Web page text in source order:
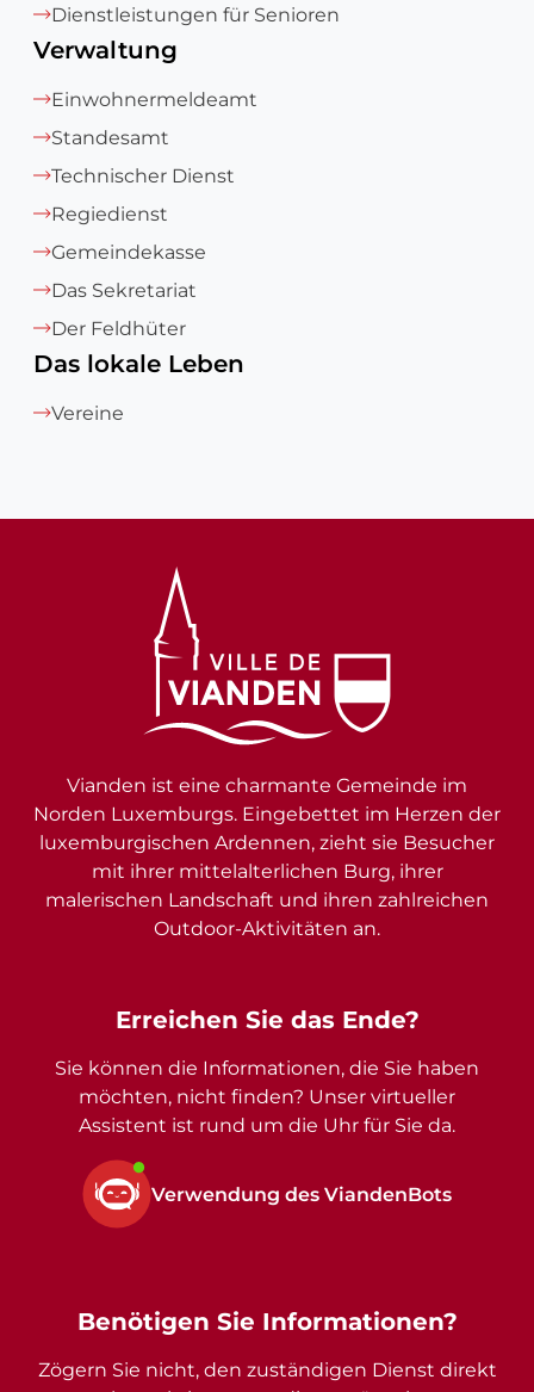
Dienstleistungen für Senioren
Verwaltung
Einwohnermeldeamt
Standesamt
Technischer Dienst
Regiedienst
Gemeindekasse
Das Sekretariat
Der Feldhüter
Das lokale Leben
Vereine
Erreichen Sie das Ende?
Sie können die Informationen, die Sie haben
möchten, nicht finden? Unser virtueller
Assistent ist rund um die Uhr für Sie da.
Verwendung des ViandenBots
Vianden ist eine charmante Gemeinde im
Norden Luxemburgs. Eingebettet im Herzen der
luxemburgischen Ardennen, zieht sie Besucher
mit ihrer mittelalterlichen Burg, ihrer
malerischen Landschaft und ihren zahlreichen
Outdoor-Aktivitäten an.
Benötigen Sie Informationen?
Zögern Sie nicht, den zuständigen Dienst direkt